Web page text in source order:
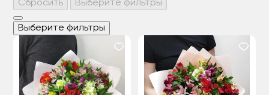
Сбросить
Выберите фильтры
Выберите фильтры